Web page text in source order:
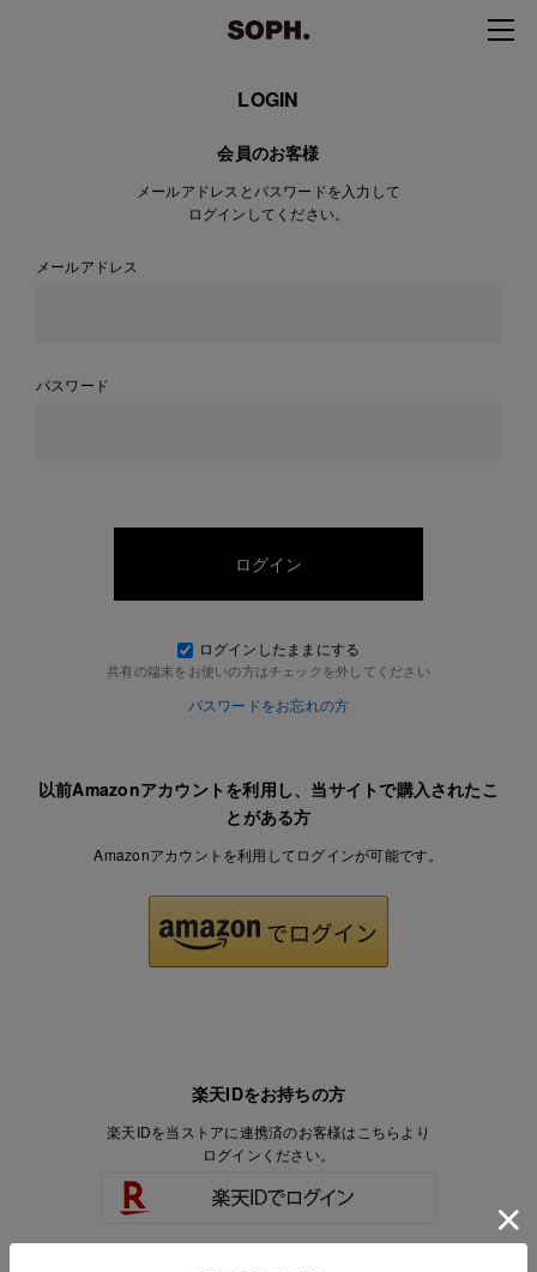
LOGIN
会員のお客様
メールアドレスとパスワードを入力して
ログインしてください。
メールアドレス
パスワード
ログインしたままにする
共有の端末をお使いの方はチェックを外してください
パスワードをお忘れの方
以前Amazonアカウントを利用し、当サイトで購入されたこ
とがある方
Amazonアカウントを利用してログインが可能です。
楽天IDをお持ちの方
楽天IDを当ストアに連携済のお客様はこちらより
ログインください。